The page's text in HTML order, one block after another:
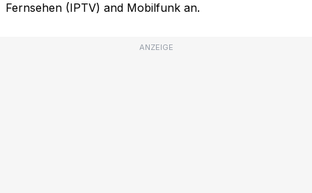
Fernsehen (IPTV) and Mobilfunk an.
ANZEIGE